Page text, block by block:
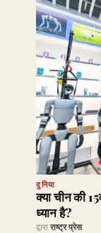
दुनिया
क्या चीन की
ध्यान है?
द्वारा राष्ट्र प्रेस